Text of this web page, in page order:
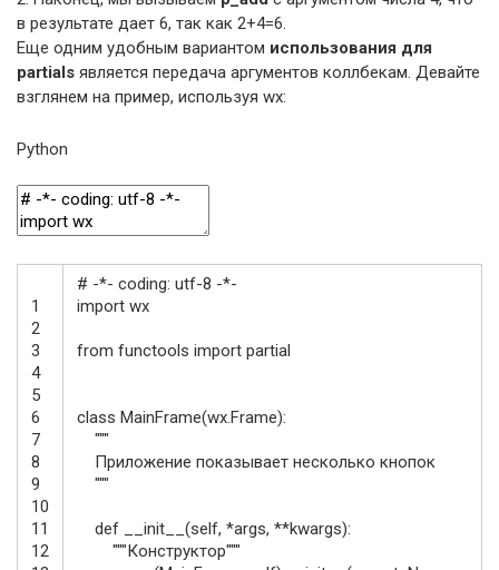
в результате дает 6, так как 2+4=6.
Еще одним удобным вариантом использования для
partials является передача аргументов коллбекам. Девайте
взглянем на пример, используя wx:
Python
1
2
3
4
5
6
7
8
9
10
11
12
# -*- coding: utf-8 -*-
import wx
from functools import partial
class MainFrame(wx.Frame):
"""
Приложение показывает несколько кнопок
"""
def __init__ (self, *args, **kwargs):
"""Конструктор"""